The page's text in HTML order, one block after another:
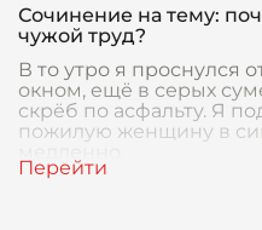
Сочинение на тему:
чужой труд?
В то утро я проснулся
окном, ещё в серых
скрёб по асфальту. Я
пожилую женщину в